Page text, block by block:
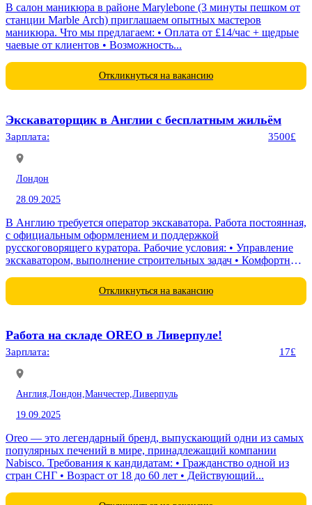
В салон маникюра в районе Marylebone (3 минуты пешком от
станции Marble Arch) приглашаем опытных мастеров
маникюра. Что мы предлагаем: • Оплата от £14/час + щедрые
чаевые от клиентов • Возможность...
Откликнуться на вакансию
Экскаваторщик в Англии с бесплатным жильём
Зарплата: 3500£
Лондон
28.09.2025
В Англию требуется оператор экскаватора. Работа постоянная,
с официальным оформлением и поддержкой
русскоговорящего куратора. Рабочие условия: • Управление
экскаватором, выполнение строительных задач • Комфортные
Откликнуться на вакансию
Работа на складе OREO в Ливерпуле!
Зарплата: 17£
Англия, Лондон, Манчестер, Ливерпуль
19.09.2025
Oreo — это легендарный бренд, выпускающий одни из самых
популярных печений в мире, принадлежащий компании
Nabisco. Требования к кандидатам: • Гражданство одной из
стран СНГ • Возраст от 18 до 60 лет • Действующий...